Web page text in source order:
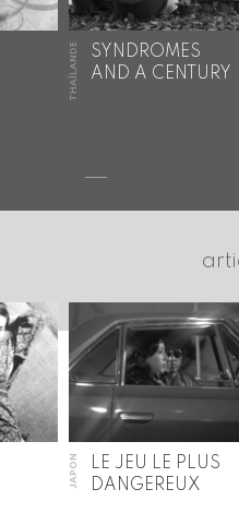
THAÏLANDE
SYNDROMES
AND A CENTURY
JAPON
LE JEU LE PLUS
DANGEREUX